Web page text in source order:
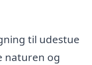
til udestue
naturen og